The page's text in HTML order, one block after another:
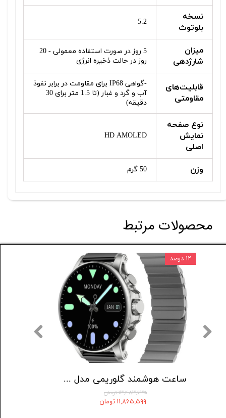
نسخه
بلوتوث
5.2
میزان
شارژدهی
5 روز در صورت استفاده معمولی - 20
روز در حالت ذخیره انرژی
قابلیت‌های
مقاومتی
-گواهی IP68 برای مقاومت در برابر نفوذ
آب و گرد و غبار (تا 1.5 متر برای 30
دقیقه)
نوع صفحه
نمایش
اصلی
HD AMOLED
وزن 50 گرم
محصولات مرتبط
ساعت هوشمند گلوریمی مدل M2 MAX LTD
۱۳,۴۸۳,۶۳۵ تومان
۱۱,۸۶۵,۵۹۹ تومان
۱۲ درصد